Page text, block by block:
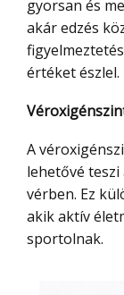
gyorsan és
akár edzés
értéket észlel.
A véroxigénszintmérés egy olyan funkció, amely
lehetővé
vérben. Ez
akik aktív
sportolnak.